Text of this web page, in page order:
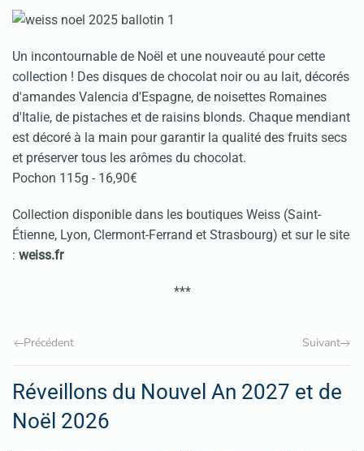
Un incontournable de Noël et une nouveauté pour cette
collection ! Des disques de chocolat noir ou au lait, décorés
d'amandes Valencia d'Espagne, de noisettes Romaines
d'Italie, de pistaches et de raisins blonds. Chaque mendiant
est décoré à la main pour garantir la qualité des fruits secs
et préserver tous les arômes du chocolat.
Pochon 115g - 16,90€
Collection disponible dans les boutiques Weiss (Saint-
Étienne, Lyon, Clermont-Ferrand et Strasbourg) et sur le site
: weiss.fr
***
Précédent Suivant
Réveillons du Nouvel An 2027 et de
Noël 2026